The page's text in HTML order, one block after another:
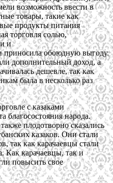
возможность ввести в
товары, такие как
продукты питания
торговля солью,
и
приносила обоюдную выгоду.
дополнительный доход, а
дешевле, так как
была в несколько раз
с казаками
благосостояния народа.
плодотворно сказались
казаков. Они стали
так как карачаевцы стали
Как карачаевцы, так и
повысить свое